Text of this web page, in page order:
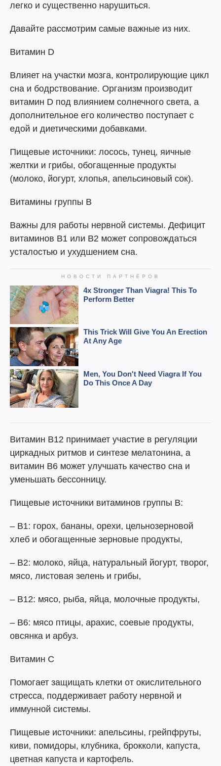
легко и существенно нарушиться.
Давайте рассмотрим самые важные из них.
Витамин D
Влияет на участки мозга, контролирующие цикл
сна и бодрствование. Организм производит
витамин D под влиянием солнечного света, а
дополнительное его количество поступает с
едой и диетическими добавками.
Пищевые источники: лосось, тунец, яичные
желтки и грибы, обогащенные продукты
(молоко, йогурт, хлопья, апельсиновый сок).
Витамины группы В
Важны для работы нервной системы. Дефицит
витаминов B1 или B2 может сопровождаться
усталостью и ухудшением сна.
Витамин В12 принимает участие в регуляции
циркадных ритмов и синтезе мелатонина, а
витамин В6 может улучшать качество сна и
уменьшать бессонницу.
Пищевые источники витаминов группы В:
– В1: горох, бананы, орехи, цельнозерновой
хлеб и обогащенные зерновые продукты,
– В2: молоко, яйца, натуральный йогурт, творог,
мясо, листовая зелень и грибы,
– В12: мясо, рыба, яйца, молочные продукты,
– В6: мясо птицы, арахис, соевые продукты,
овсянка и арбуз.
Витамин С
Помогает защищать клетки от окислительного
стресса, поддерживает работу нервной и
иммунной системы.
Пищевые источники: апельсины, грейпфруты,
киви, помидоры, клубника, брокколи, капуста,
цветная капуста и картофель.